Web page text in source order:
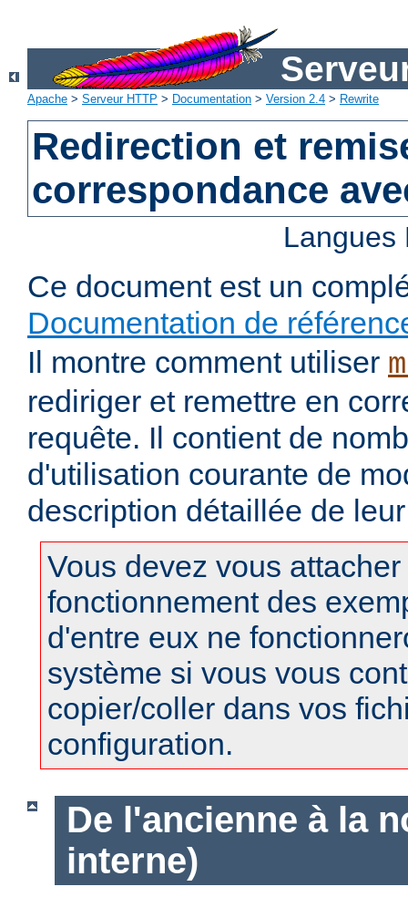
Apache > Serveur HTTP > Documentation > Version 2.4 > Rewrite
Redirection et
correspondance
Ce document est un
Documentation de
Il montre comment utiliser
rediriger et remettre en
requête. Il contient de
d'utilisation courante de
description détaillée de
Vous devez vous
fonctionnement des
d'entre eux ne
système si vous vous
copier/coller dans vos
configuration.
De l'ancienne à la
interne)